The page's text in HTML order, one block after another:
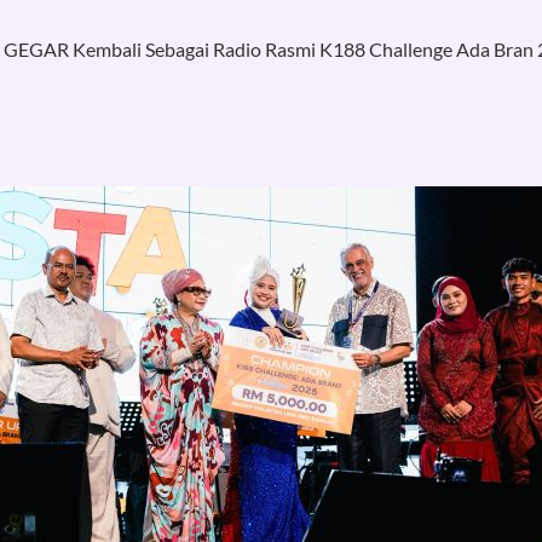
Kembali Sebagai Radio Rasmi K188 Challenge Ada Bran